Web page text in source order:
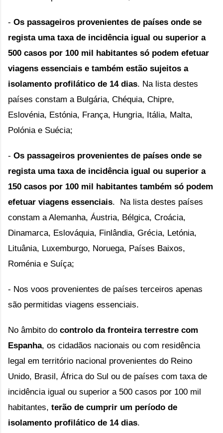
- Os passageiros provenientes de países onde se
regista uma taxa de incidência igual ou superior a
500 casos por 100 mil habitantes só podem efetuar
viagens essenciais e também estão sujeitos a
isolamento profilático de 14 dias. Na lista destes
países constam a Bulgária, Chéquia, Chipre,
Eslovénia, Estónia, França, Hungria, Itália, Malta,
Polónia e Suécia;
- Os passageiros provenientes de países onde se
regista uma taxa de incidência igual ou superior a
150 casos por 100 mil habitantes também só podem
efetuar viagens essenciais.  Na lista destes países
constam a Alemanha, Áustria, Bélgica, Croácia,
Dinamarca, Eslováquia, Finlândia, Grécia, Letónia,
Lituânia, Luxemburgo, Noruega, Países Baixos,
Roménia e Suíça;
- Nos voos provenientes de países terceiros apenas
são permitidas viagens essenciais.
No âmbito do controlo da fronteira terrestre com
Espanha, os cidadãos nacionais ou com residência
legal em território nacional provenientes do Reino
Unido, Brasil, África do Sul ou de países com taxa de
incidência igual ou superior a 500 casos por 100 mil
habitantes, terão de cumprir um período de
isolamento profilático de 14 dias.